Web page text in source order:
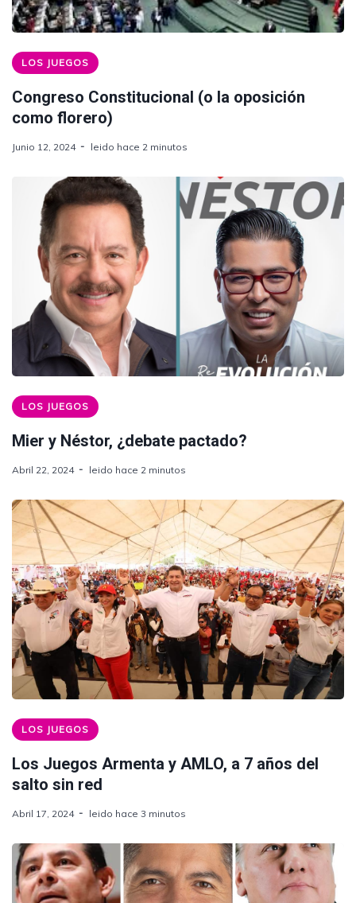
LOS JUEGOS
Congreso Constitucional (o la oposición
como florero)
Junio 12, 2024 leido hace 2 minutos
LOS JUEGOS
Mier y Néstor, ¿debate pactado?
Abril 22, 2024 leido hace 2 minutos
LOS JUEGOS
Los Juegos Armenta y AMLO, a 7 años del
salto sin red
Abril 17, 2024 leido hace 3 minutos